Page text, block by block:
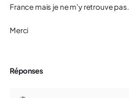
France mais je ne m'y retrouve pas.
Merci
Réponses